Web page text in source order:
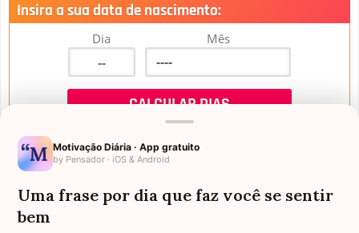
Insira a sua data de nascimento:
Dia Mês
Mensagens de Aniversário
Motivação Diária · App gratuito
by Pensador · iOS & Android
Uma frase por dia que faz você se sentir
bem